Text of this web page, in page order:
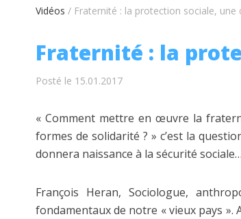
Vidéos / Fraternité : la protection sociale, une
Fraternité : la
Posté le 15.01.2017
« Comment mettre en œuvre la
formes de solidarité ? » c’est la
donnera naissance à la sécurité sociale…
François Heran, Sociologue,
fondamentaux de notre « vieux pays ».